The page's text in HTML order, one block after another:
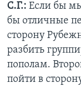
С.Г.: Если бы
бы отличные
сторону
разбить
пополам.
пойти в